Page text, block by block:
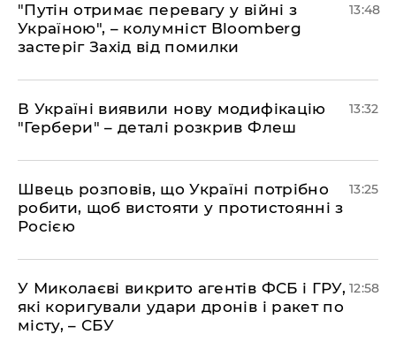
"Путін отримає перевагу у війні з
Україною", – колумніст Bloomberg
застеріг Захід від помилки
13:48
В Україні виявили нову модифікацію
"Гербери" – деталі розкрив Флеш
13:32
Швець розповів, що Україні потрібно
робити, щоб вистояти у протистоянні з
Росією
13:25
У Миколаєві викрито агентів ФСБ і ГРУ,
які коригували удари дронів і ракет по
місту, – СБУ
12:58